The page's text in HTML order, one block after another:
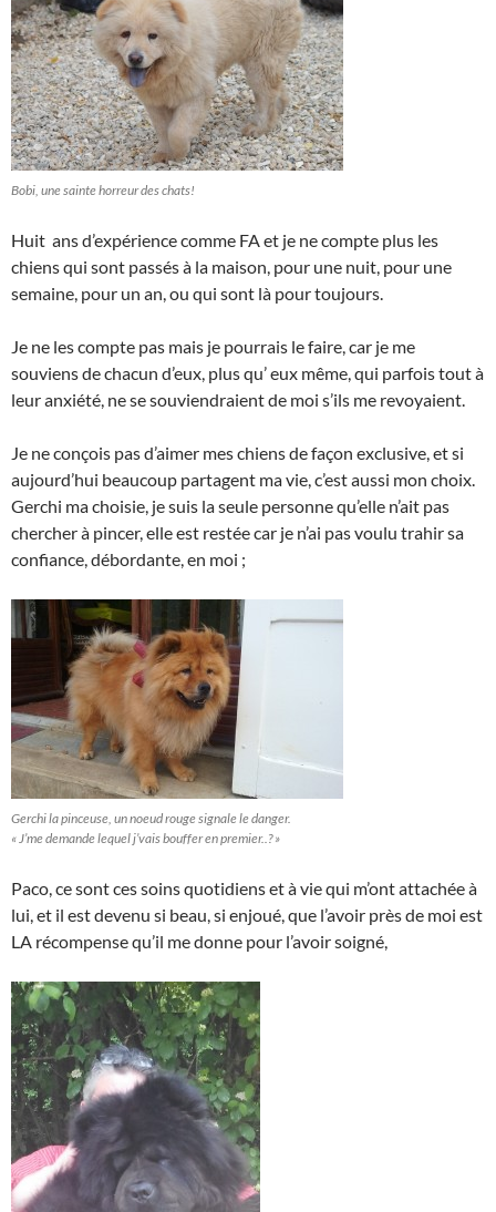
Bobi, une sainte horreur des chats!
Huit ans d’expérience comme FA et je ne compte plus les
chiens qui sont passés à la maison, pour une nuit, pour une
semaine, pour un an, ou qui sont là pour toujours.
Je ne les compte pas mais je pourrais le faire, car je me
souviens de chacun d’eux, plus qu’ eux même, qui parfois tout à
leur anxiété, ne se souviendraient de moi s’ils me revoyaient.
Je ne conçois pas d’aimer mes chiens de façon exclusive, et si
aujourd’hui beaucoup partagent ma vie, c’est aussi mon choix.
Gerchi ma choisie, je suis la seule personne qu’elle n’ait pas
chercher à pincer, elle est restée car je n’ai pas voulu trahir sa
confiance, débordante, en moi ;
Gerchi la pinceuse, un noeud rouge signale le danger.
« J’me demande lequel j’vais bouffer en premier..? »
Paco, ce sont ces soins quotidiens et à vie qui m’ont attachée à
lui, et il est devenu si beau, si enjoué, que l’avoir près de moi est
LA récompense qu’il me donne pour l’avoir soigné,